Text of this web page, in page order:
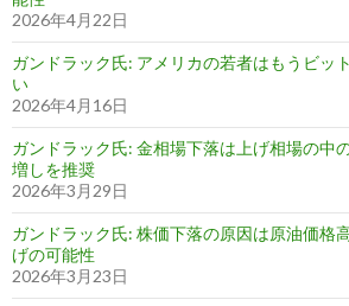
2026年4月22日
ガンドラック氏: アメリカの若者はもうビッ
い
2026年4月16日
ガンドラック氏: 金相場下落は上げ相場の中
増しを推奨
2026年3月29日
ガンドラック氏: 株価下落の原因は原油価格
げの可能性
2026年3月23日